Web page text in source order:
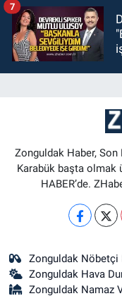
7
Zonguldak Haber, Son
Karabük başta olmak
HABER’de.
Zonguldak Nöbetçi
Zonguldak Hava
Zonguldak Namaz